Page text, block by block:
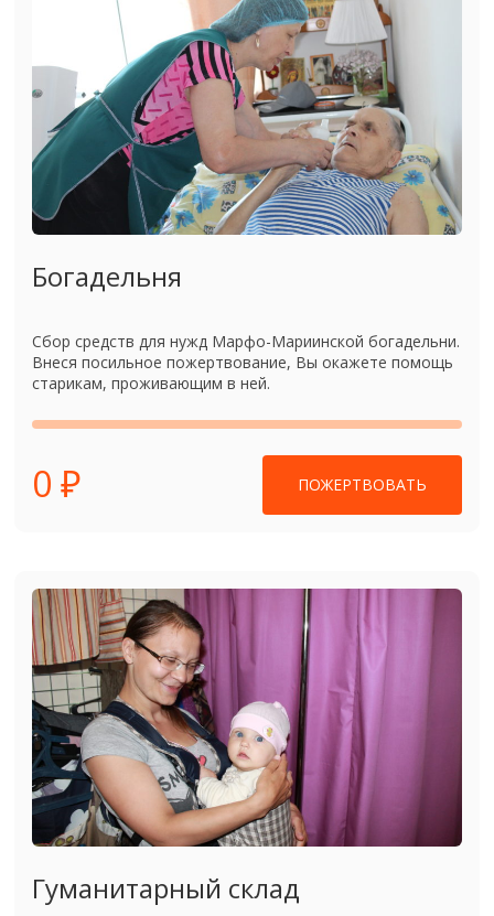
Богадельня
Сбор средств для нужд Марфо-Мариинской богадельни.
Внеся посильное пожертвование, Вы окажете помощь
старикам, проживающим в ней.
0 ₽ ПОЖЕРТВОВАТЬ
Гуманитарный склад